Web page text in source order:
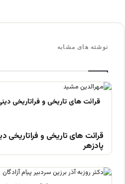
نوشته های مشابه
قرائت های تاریخی و فراتاریخی
پادزهر